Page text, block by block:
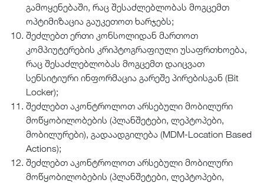
გამოყენებაში, რაც შესაძლებლობას მოგცემთ
ოპტიმიზაცია გაუკეთოთ ხარჯებს;
შეძლებთ ერთი კონსოლიდან მართოთ
კომპიუტერების კრიპტოგრაფიული უსაფრთხოება,
რაც შესაძლებლობას მოგცემთ დაიცვათ
სენსიტიური ინფორმაცია გარეშე პირებისგან (Bit
Locker);
შეძლებთ აკონტროლოთ არსებული მობილური
მოწყობილობების (პლანშეტები, ლეპტოპები,
მობილურები), გადაადგილება (MDM-Location Based
Actions);
შეძლებთ აკონტროლოთ არსებული მობილური
მოწყობილობების (პლანშეტები, ლეპტოპები,